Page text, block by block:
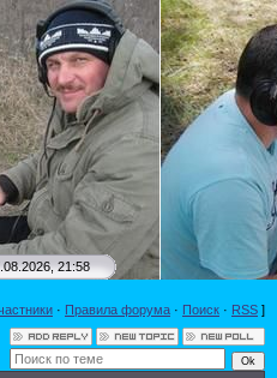
21:58
· Правила форума · Поиск · RSS ]